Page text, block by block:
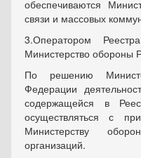
обеспечиваются
связи и массовых
3.Оператором
Министерство обороны
По решению
Федерации
содержащейся в
осуществляться с
Министерству
организаций.